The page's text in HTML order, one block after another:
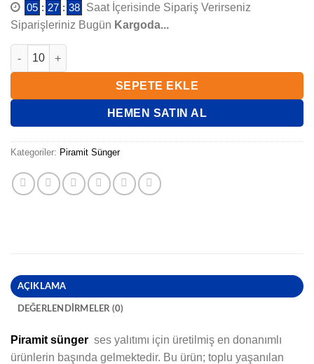
05 : 27 : 37 Saat İçerisinde Sipariş Verirseniz
Siparişleriniz Bugün Kargoda...
SİYAH PİRAMİT SÜNGER 7cm adet
SEPETE EKLE
HEMEN SATIN AL
Kategoriler: Piramit Sünger
AÇIKLAMA
DEĞERLENDIRMELER (0)
Piramit sünger ses yalıtımı için üretilmiş en donanımlı
ürünlerin başında gelmektedir. Bu ürün; toplu yaşanılan